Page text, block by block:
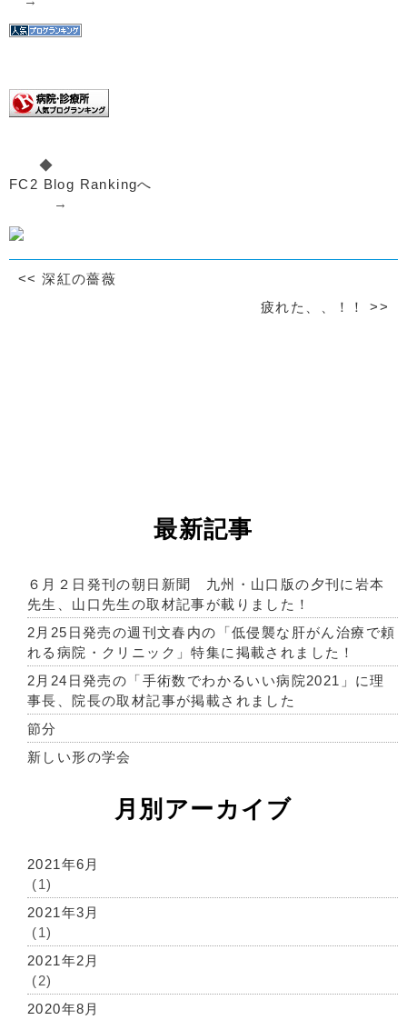
◆
FC2 Blog Rankingへ
→
<< 深紅の薔薇
疲れた、、！！>>
最新記事
６月２日発刊の朝日新聞 九州・山口版の夕刊に岩本
先生、山口先生の取材記事が載りました！
2月25日発売の週刊文春内の「低侵襲な肝がん治療で頼
れる病院・クリニック」特集に掲載されました！
2月24日発売の「手術数でわかるいい病院2021」に理
事長、院長の取材記事が掲載されました
節分
新しい形の学会
月別アーカイブ
2021年6月
(1)
2021年3月
(1)
2021年2月
(2)
2020年8月